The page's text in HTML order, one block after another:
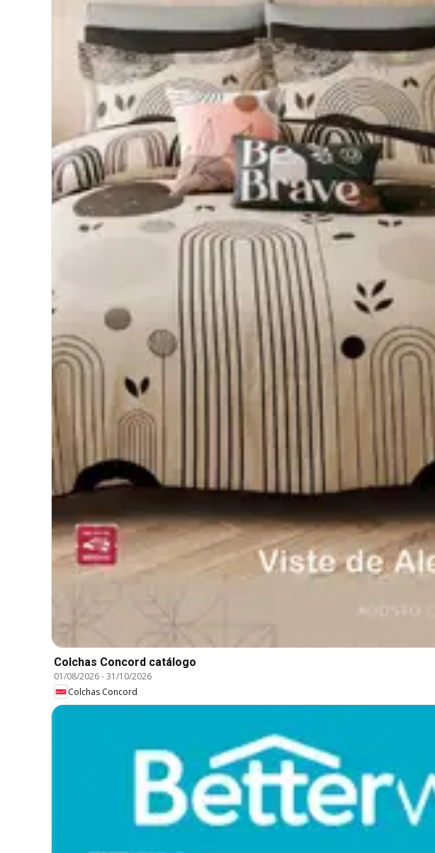
Colchas Concord catálogo
01/08/2026-31/10/2026
Colchas Concord